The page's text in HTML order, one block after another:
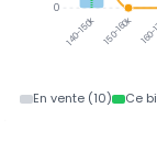
140-150k 150-160k
0
En vente (10) Ce